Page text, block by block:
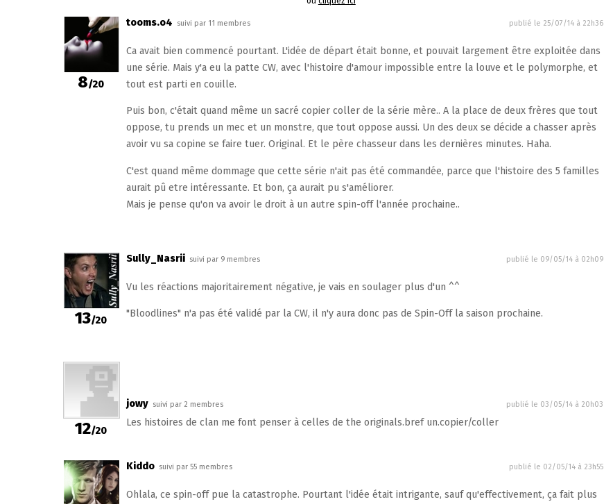
8/20
tooms.o4 suivi par 11 membres publié le 25/07/14 à 22h36
Ca avait bien commencé pourtant. L'idée de départ était bonne, et pouvait largement être exploitée dans
une série. Mais y'a eu la patte CW, avec l'histoire d'amour impossible entre la louve et le polymorphe, et
tout est parti en couille.
Puis bon, c'était quand même un sacré copier coller de la série mère.. A la place de deux frères que tout
oppose, tu prends un mec et un monstre, que tout oppose aussi. Un des deux se décide a chasser après
avoir vu sa copine se faire tuer. Original. Et le père chasseur dans les dernières minutes. Haha.
C'est quand même dommage que cette série n'ait pas été commandée, parce que l'histoire des 5 familles
aurait pû etre intéressante. Et bon, ça aurait pu s'améliorer.
Mais je pense qu'on va avoir le droit à un autre spin-off l'année prochaine..
13/20
Sully_Nasrii suivi par 9 membres publié le 09/05/14 à 02h09
Vu les réactions majoritairement négative, je vais en soulager plus d'un ^^
"Bloodlines" n'a pas été validé par la CW, il n'y aura donc pas de Spin-Off la saison prochaine.
12/20
jowy suivi par 2 membres publié le 03/05/14 à 20h03
Les histoires de clan me font penser à celles de the originals.bref un.copier/coller
Kiddo suivi par 55 membres publié le 02/05/14 à 23h55
Ohlala, ce spin-off pue la catastrophe. Pourtant l'idée était intrigante, sauf qu'effectivement, ça fait plus